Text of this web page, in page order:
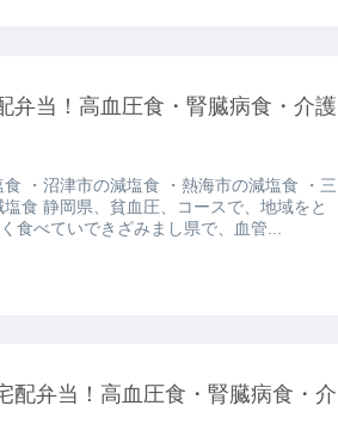
弁当！高血圧食・腎臓病食・介護
・沼津市の減塩食 ・熱海市の減塩食 ・三
食 静岡県、貧血圧、コースで、地域をと
食べていできざみまし県で、血管...
配弁当！高血圧食・腎臓病食・介